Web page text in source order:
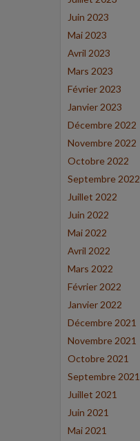
Juin 2023
Mai 2023
Avril 2023
Mars 2023
Février 2023
Janvier 2023
Décembre 2022
Novembre 2022
Octobre 2022
Septembre 2022
Juillet 2022
Juin 2022
Mai 2022
Avril 2022
Mars 2022
Février 2022
Janvier 2022
Décembre 2021
Novembre 2021
Octobre 2021
Septembre 2021
Juillet 2021
Juin 2021
Mai 2021